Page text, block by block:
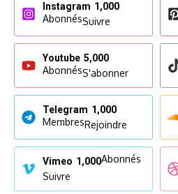
Instagram 1,000
AbonnésSuivre
Youtube 5,000
AbonnésS'abonner
Telegram 1,000
MembresRejoindre
Vimeo 1,000Abonnés
Suivre